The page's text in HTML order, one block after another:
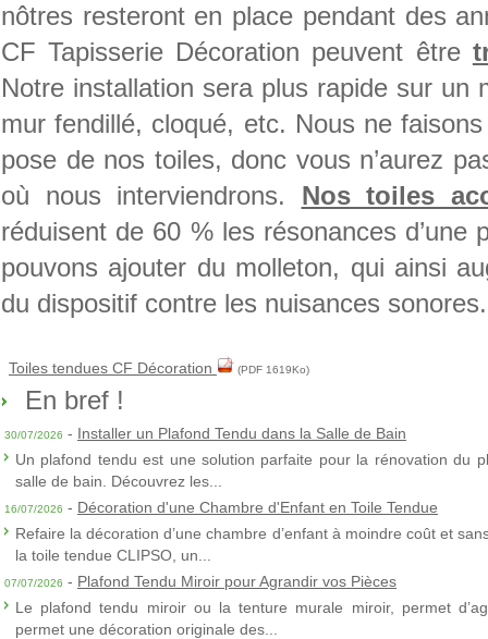
nôtres resteront en place pendant des
CF Tapisserie Décoration peuvent être
Notre installation sera plus rapide sur un
mur fendillé, cloqué, etc. Nous ne
pose de nos toiles, donc vous n’aurez
où nous interviendrons. Nos toiles
réduisent de 60 % les résonances d’une
pouvons ajouter du molleton, qui ainsi
du dispositif contre les nuisances sonores.
Toiles tendues CF Décoration (PDF 1619Ko)
En bref !
30/07/2026 - Installer un Plafond Tendu dans la Salle de Bain
Un plafond tendu est une solution parfaite pour la rénovation du
salle de bain. Découvrez les...
16/07/2026 - Décoration d'une Chambre d'Enfant en Toile Tendue
Refaire la décoration d’une chambre d’enfant à moindre coût et
la toile tendue CLIPSO, un...
07/07/2026 - Plafond Tendu Miroir pour Agrandir vos Pièces
Le plafond tendu miroir ou la tenture murale miroir, permet
permet une décoration originale des...